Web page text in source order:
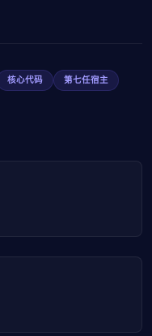
核心代码
第七任宿主